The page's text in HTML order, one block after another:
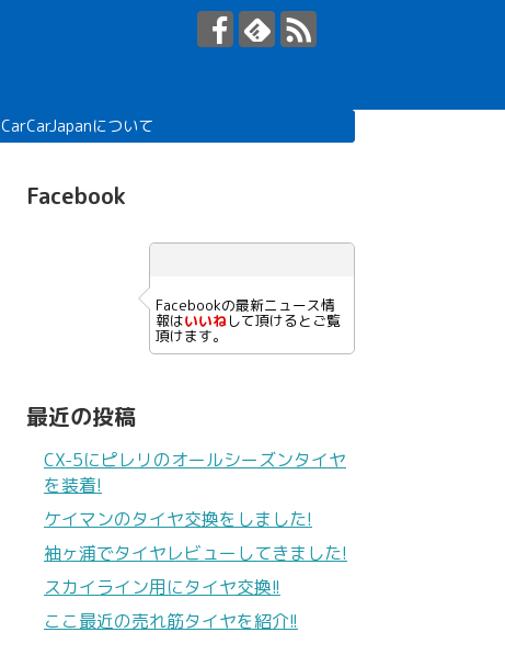
CarCarJapanについて
Facebook
Facebookの最新ニュース情
報はいいねして頂けるとご覧
頂けます。
最近の投稿
CX-5にピレリのオールシーズンタイヤ
を装着!
ケイマンのタイヤ交換をしました!
袖ヶ浦でタイヤレビューしてきました!
スカイライン用にタイヤ交換!!
ここ最近の売れ筋タイヤを紹介!!